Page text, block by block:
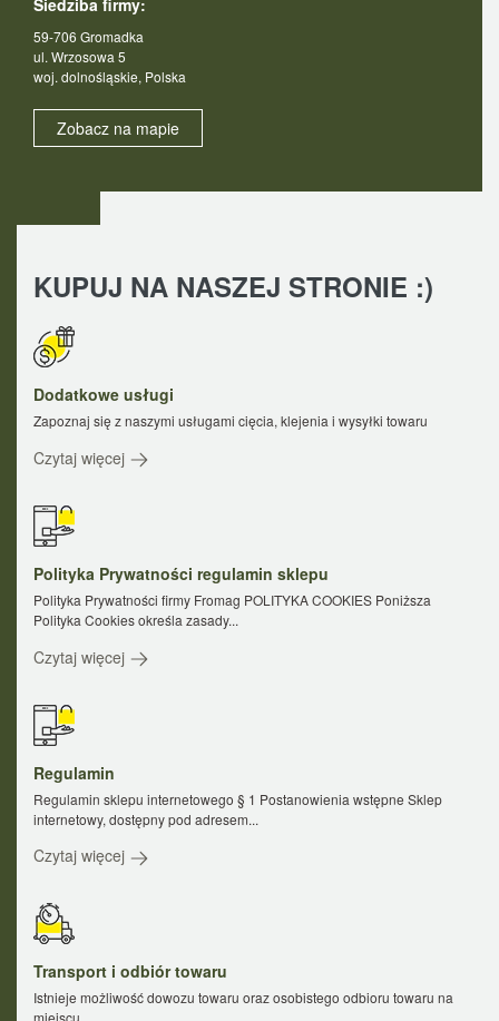
Siedziba firmy:
59-706 Gromadka
ul. Wrzosowa 5
woj. dolnośląskie, Polska
Zobacz na mapie
KUPUJ NA NASZEJ STRONIE :)
Dodatkowe usługi
Zapoznaj się z naszymi usługami cięcia, klejenia i wysyłki towaru
Czytaj więcej
Polityka Prywatności regulamin sklepu
Polityka Prywatności firmy Fromag POLITYKA COOKIES Poniższa
Polityka Cookies określa zasady...
Czytaj więcej
Regulamin
Regulamin sklepu internetowego § 1 Postanowienia wstępne Sklep
internetowy, dostępny pod adresem...
Czytaj więcej
Transport i odbiór towaru
Istnieje możliwość dowozu towaru oraz osobistego odbioru towaru na